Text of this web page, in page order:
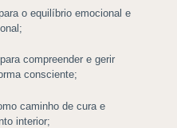
o equilíbrio emocional e
compreender e gerir
consciente;
caminho de cura e
interior;